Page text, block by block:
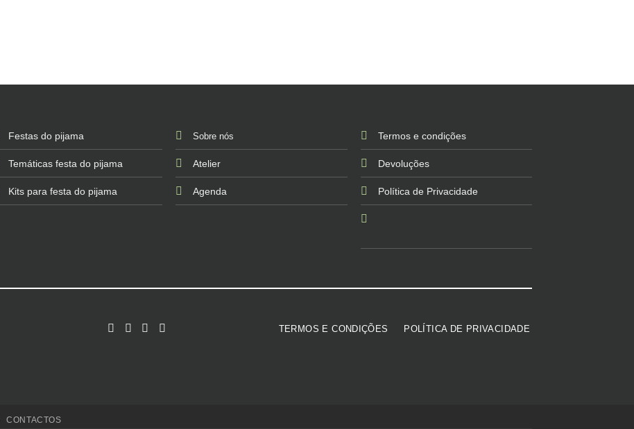
Festas do pijama
Temáticas festa do pijama
Kits para festa do pijama
Sobre nós
Atelier
Agenda
Termos e condições
Devoluções
Política de Privacidade
TERMOS E CONDIÇÕES POLÍTICA DE PRIVACIDADE
CONTACTOS